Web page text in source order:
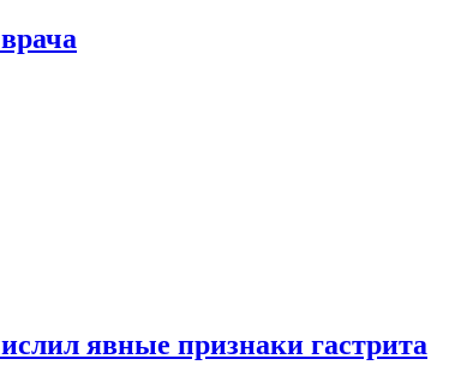
явные признаки гастрита